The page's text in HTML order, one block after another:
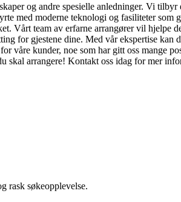
og andre spesielle anledninger. Vi
med moderne teknologi og fasiliteter som
Vårt team av erfarne arrangører vil hjelpe
for gjestene dine. Med vår ekspertise
kunder, noe som har gitt oss mange
skal arrangere! Kontakt oss idag for mer
rask søkeopplevelse.